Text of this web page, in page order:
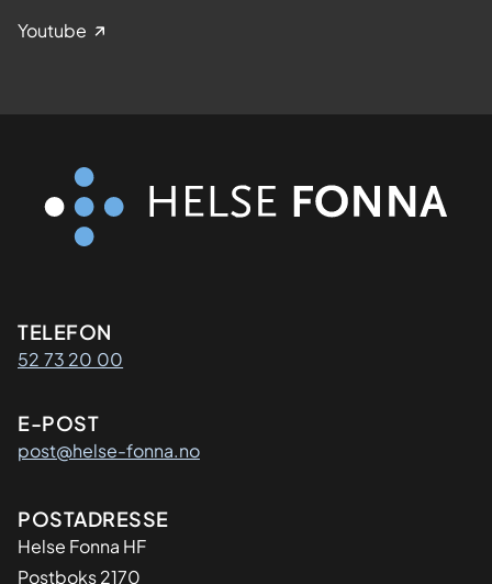
Youtube
Kontaktinformasjon
TELEFON
52 73 20 00
E-POST
post@helse-fonna.no
Adresse
POSTADRESSE
​Helse Fonna HF
Postboks 2170